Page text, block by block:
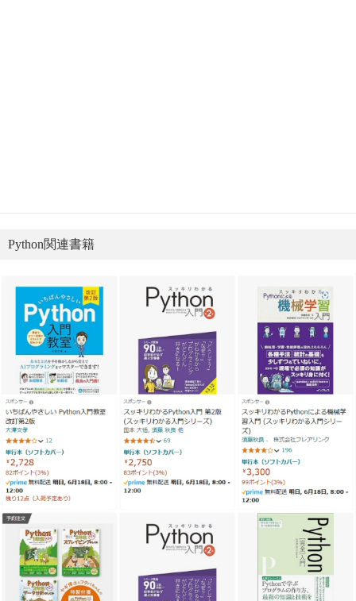
Python関連書籍